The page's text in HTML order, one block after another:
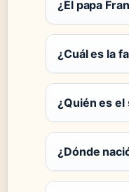
¿El papa
¿Cuál es la
¿Quién es
¿Dónde